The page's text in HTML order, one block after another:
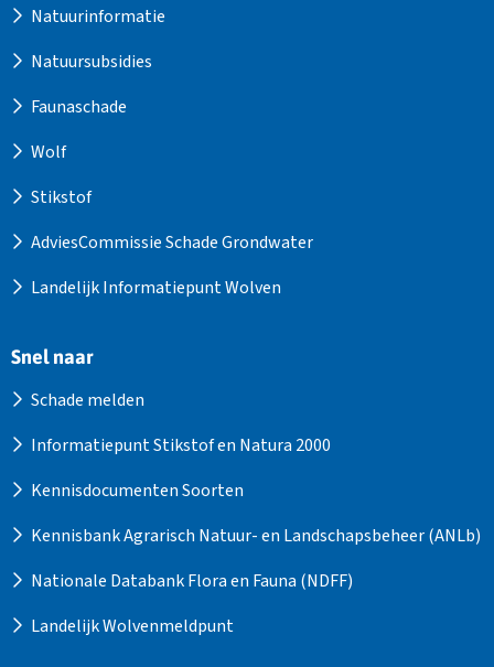
Natuurinformatie
Natuursubsidies
Faunaschade
Wolf
Stikstof
AdviesCommissie Schade Grondwater
Landelijk Informatiepunt Wolven
Snel naar
Schade melden
Informatiepunt Stikstof en Natura 2000
Kennisdocumenten Soorten
Kennisbank Agrarisch Natuur- en Landschapsbeheer (ANLb)
Nationale Databank Flora en Fauna (NDFF)
Landelijk Wolvenmeldpunt